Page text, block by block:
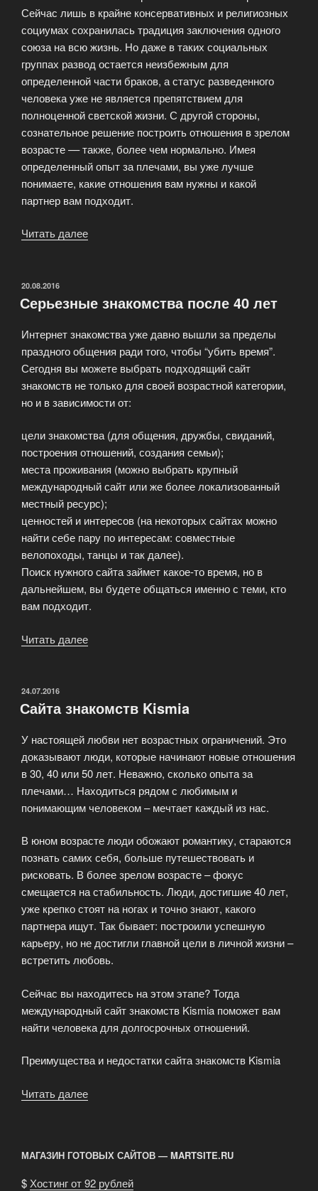
Сейчас лишь в крайне консервативных и религиозных
социумах сохранилась традиция заключения одного
союза на всю жизнь. Но даже в таких социальных
группах развод остается неизбежным для
определенной части браков, а статус разведенного
человека уже не является препятствием для
полноценной светской жизни. С другой стороны,
сознательное решение построить отношения в зрелом
возрасте –– также, более чем нормально. Имея
определенный опыт за плечами, вы уже лучше
понимаете, какие отношения вам нужны и какой
партнер вам подходит.
Читать далее
кому
40»
ОПУБЛИКОВАНО
20.08.2016
Серьезные знакомства после 40 лет
Интернет знакомства уже давно вышли за пределы
праздного общения ради того, чтобы “убить время”.
Сегодня вы можете выбрать подходящий сайт
знакомств не только для своей возрастной категории,
но и в зависимости от:
цели знакомства (для общения, дружбы, свиданий,
построения отношений, создания семьи);
места проживания (можно выбрать крупный
международный сайт или же более локализованный
местный ресурс);
ценностей и интересов (на некоторых сайтах можно
найти себе пару по интересам: совместные
велопоходы, танцы и так далее).
Поиск нужного сайта займет какое-то время, но в
дальнейшем, вы будете общаться именно с теми, кто
вам подходит.
Читать далее
лет»
ОПУБЛИКОВАНО
24.07.2016
Сайта знакомств Kismia
У настоящей любви нет возрастных ограничений. Это
доказывают люди, которые начинают новые отношения
в 30, 40 или 50 лет. Неважно, сколько опыта за
плечами… Находиться рядом с любимым и
понимающим человеком – мечтает каждый из нас.
В юном возрасте люди обожают романтику, стараются
познать самих себя, больше путешествовать и
рисковать. В более зрелом возрасте – фокус
смещается на стабильность. Люди, достигшие 40 лет,
уже крепко стоят на ногах и точно знают, какого
партнера ищут. Так бывает: построили успешную
карьеру, но не достигли главной цели в личной жизни –
встретить любовь.
Сейчас вы находитесь на этом этапе? Тогда
международный сайт знакомств Kismia поможет вам
найти человека для долгосрочных отношений.
Преимущества и недостатки сайта знакомств Kismia
Читать далее
МАГАЗИН ГОТОВЫХ САЙТОВ — MARTSITE.RU
$ Хостинг от 92 рублей